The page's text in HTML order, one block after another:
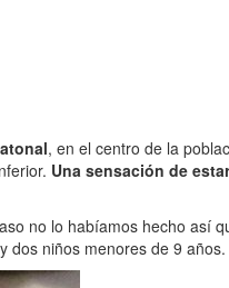
, en el centro de la
Una sensación de
no lo habíamos hecho así
niños menores de 9